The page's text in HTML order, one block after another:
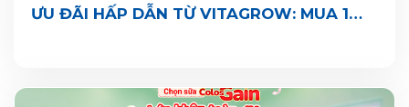
ƯU ĐÃI HẤP DẪN TỪ VITAGROW: MUA 1